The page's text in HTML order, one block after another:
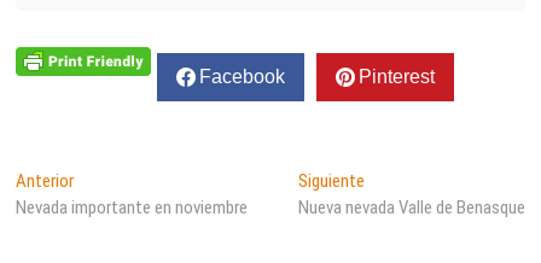
Facebook Pinterest
Navegación
de
AnteriorEntrada
anterior:
Nevada importante en noviembre
SiguienteEntrada
siguiente:
Nueva nevada Valle de Benasque